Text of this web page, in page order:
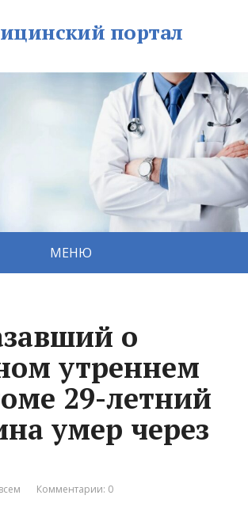
портал
МЕНЮ
о
утреннем
29-летний
умер через
Комментарии: 0